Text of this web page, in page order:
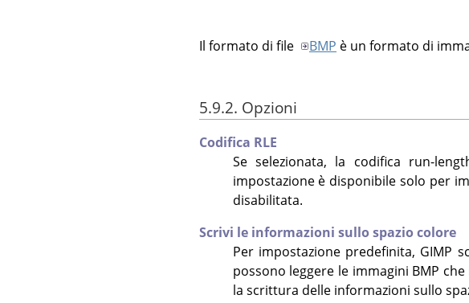
Il formato di file BMP è un formato di
5.9.2. Opzioni
Codifica RLE
Se selezionata, la codifica run-
impostazione è disponibile solo per
disabilitata.
Scrivi le informazioni sullo spazio colore
Per impostazione predefinita, GIMP
possono leggere le immagini BMP
la scrittura delle informazioni sullo